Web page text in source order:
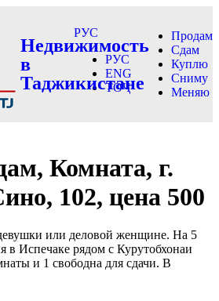
Недвижимость
в
Таджикистане
РУС
РУС
ENG
ТОҶ
Продам
Сдам
Куплю
Сниму
Меняю
Комната, г.
102, цена 500
или деловой женщине. На 5
в Испечаке рядом с Курутобхонаи
и 1 свободна для сдачи. В